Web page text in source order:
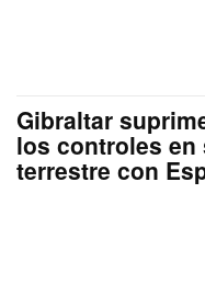
Gibraltar
los controles en
terrestre con